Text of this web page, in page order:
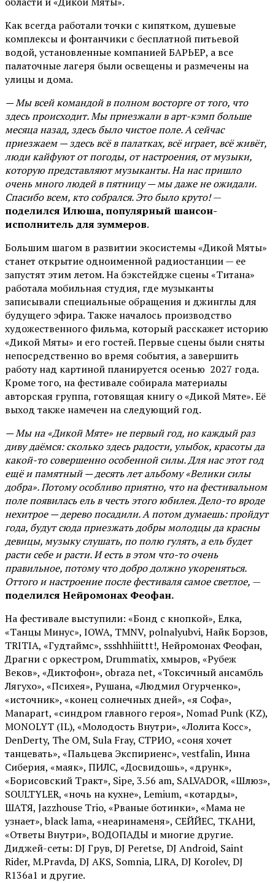
Как всегда работали точки с кипятком, душевые
комплексы и фонтанчики с бесплатной питьевой
водой, установленные компанией БАРЬЕР, а все
палаточные лагеря были освещены и размечены на
улицы и дома.
— Мы всей командой в полном восторге от того, что
здесь происходит. Мы приезжали в арт-кэмп больше
месяца назад, здесь было чистое поле. А сейчас
приезжаем — здесь всё в палатках, всё играет, всё живёт,
люди кайфуют от погоды, от настроения, от музыки,
которую представляют музыканты. На нас пришло
очень много людей в пятницу — мы даже не ожидали.
Спасибо всем, кто собрался. Это было круто!—
поделился Илюша, популярный шансон-
исполнитель для зуммеров.
Большим шагом в развитии экосистемы «Дикой Мяты»
станет открытие одноименной радиостанции — ее
запустят этим летом. На бэкстейдже сцены «Титана»
работала мобильная студия, где музыканты
записывали специальные обращения и джинглы для
будущего эфира. Также началось производство
художественного фильма, который расскажет историю
«Дикой Мяты» и его гостей. Первые сцены были сняты
непосредственно во время события, а завершить
работу над картиной планируется осенью 2027 года.
Кроме того, на фестивале собирала материалы
авторская группа, готовящая книгу о «Дикой Мяте». Её
выход также намечен на следующий год.
— Мы на «Дикой Мяте» не первый год, но каждый раз
диву даёмся: сколько здесь радости, улыбок, красоты да
какой-то совершенно особенной силы. Для нас этот год
ещё и памятный — десять лет альбому «Велики силы
добра». Потому особливо приятно, что на фестивальном
поле появилась ель в честь этого юбилея. Дело-то вроде
нехитрое — дерево посадили. А потом думаешь: пройдут
года, будут сюда приезжать добры молодцы да красны
девицы, музыку слушать, по полю гулять, а ель будет
расти себе и расти. И есть в этом что-то очень
правильное, потому что добро должно укореняться.
Оттого и настроение после фестиваля самое светлое, —
поделился Нейромонах Феофан.
На фестивале выступили: «Бонд с кнопкой», Ёлка,
«Танцы Минус», IOWA, TMNV, polnalyubvi, Найк Борзов,
TRITIA, «Гудтаймс», ssshhhiiittt!, Нейромонах Феофан,
Драгни с оркестром, Drummatix, хмыров, «Рубеж
Веков», «Диктофон», obraza net, «Токсичный ансамбль
Лягухо», «Психея», Рушана, «Людмил Огурченко»,
«источник», «конец солнечных дней», «я Софа»,
Manapart, «синдром главного героя», Nomad Punk (KZ),
MONOLYT (IL), «Молодость Внутри», «Лолита Косс»,
DenDerty, The OM, Sula Fray, СТРИО, «соня хочет
танцевать», «Пальцева Экспириенс», vestfalin, Инна
Сиберия, «маяк», ПИЛС, «Досвидошь», «друнк»,
«Борисовский Тракт», Sipe, 3.56 am, SALVADOR, «Шлюз»,
SOULTYLER, «ночь на кухне», Lemium, «котарды»,
ШАТЯ, Jazzhouse Trio, «Рваные ботинки», «Мама не
узнает», black lama, «неаринаменя», СЕЙЙЕС, ТКАНИ,
«Ответы Внутри», ВОДОПАДЫ и многие другие.
Диджей-сеты: DJ Грув, DJ Peretse, DJ Android, Saint
Rider, М.Pravda, DJ AKS, Somnia, LIRA, DJ Korolev, DJ
R136a1 и другие.